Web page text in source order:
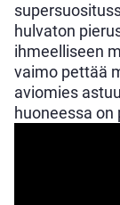
hulvaton
ihmeelliseen
vaimo pettää
aviomies
huoneessa on